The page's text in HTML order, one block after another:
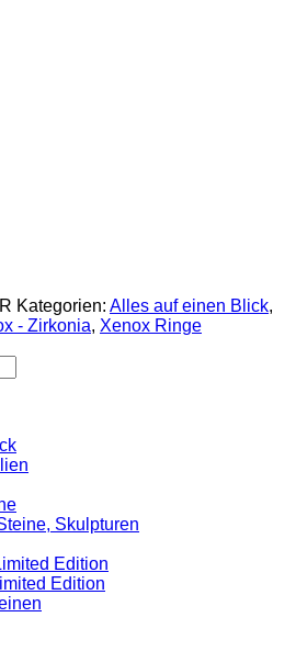
Kategorien: Alles auf einen Blick,
- Zirkonia, Xenox Ringe
Skulpturen
Edition
Edition